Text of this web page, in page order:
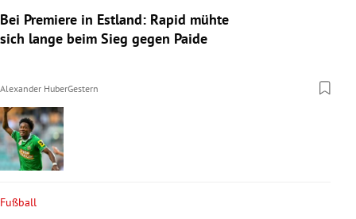
Bei Premiere in Estland: Rapid mühte
sich lange beim Sieg gegen Paide
Alexander HuberGestern
Fußball